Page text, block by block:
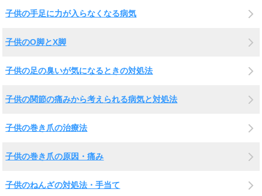
子供の手足に力が入らなくなる病気
子供のO脚とX脚
子供の足の臭いが気になるときの対処法
子供の関節の痛みから考えられる病気と対処法
子供の巻き爪の治療法
子供の巻き爪の原因・痛み
子供のねんざの対処法・手当て